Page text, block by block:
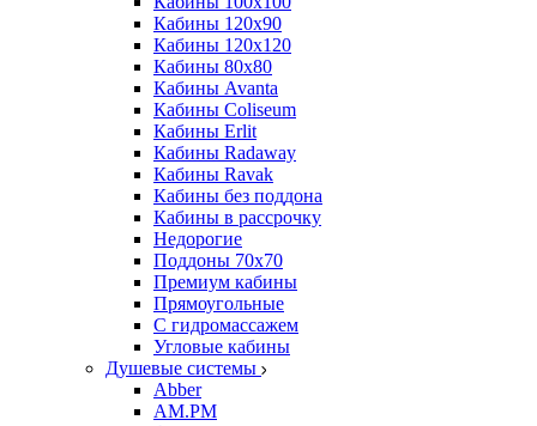
Кабины 120x90
Кабины 120х120
Кабины 80х80
Кабины Avanta
Кабины Coliseum
Кабины Erlit
Кабины Radaway
Кабины Ravak
Кабины без поддона
Кабины в рассрочку
Недорогие
Поддоны 70x70
Премиум кабины
Прямоугольные
С гидромассажем
Угловые кабины
Душевые системы
Abber
AM.PM